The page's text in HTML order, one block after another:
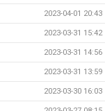
2023-04-01 20:43
2023-03-31 15:42
2023-03-31 14:56
2023-03-31 13:59
2023-03-30 16:03